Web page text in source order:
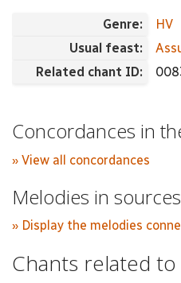
Genre:
HV
Usual feast:
Related chant ID:
Concordances in
» View all concordances
Melodies in sources
» Display the melodies
Chants related